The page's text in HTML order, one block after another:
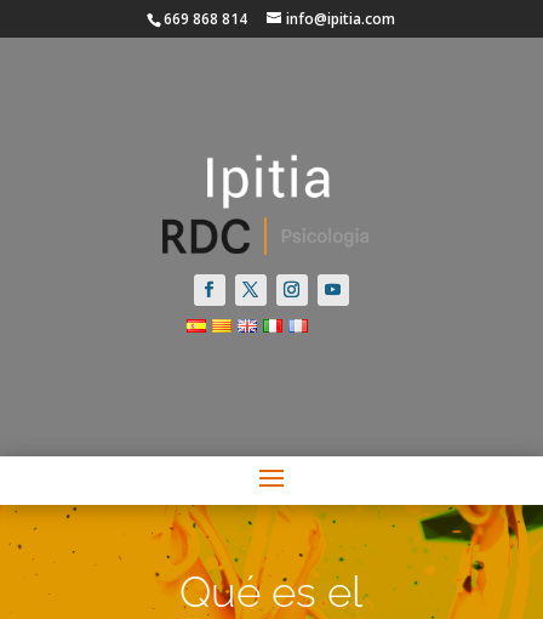
669 868 814 info@ipitia.com
Qué es el